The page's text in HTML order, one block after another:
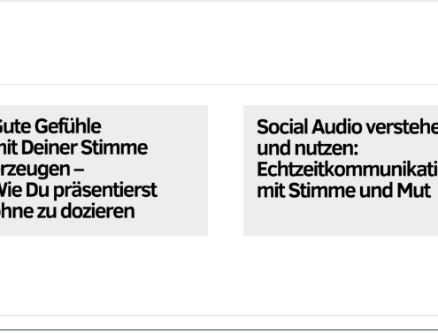
Gute Gefühle mit Deiner
Stimme erzeugen – Wie
Du präsentierst ohne zu
dozieren
Social Audio verstehen
und nutzen:
Echtzeitkommunikation